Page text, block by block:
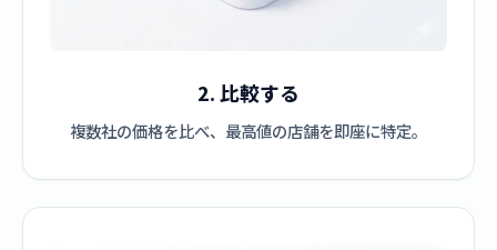
2. 比較する
複数社の価格を比べ、最高値の店舗を即座に特定。